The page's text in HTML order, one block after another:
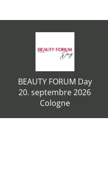
BEAUTY FORUM Day
20. septembre 2026
Cologne